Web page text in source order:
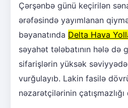
Çərşənbə günü keçirilən
ərəfəsində yayımlanan
bəyanatında Delta Hava
səyahət tələbatının hələ də
sifarişlərin yüksək səviyyədə
vurğulayıb. Lakin fasilə
nəzarətçilərinin